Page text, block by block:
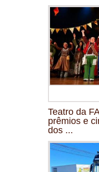
Teatro da
prêmios e
dos ...